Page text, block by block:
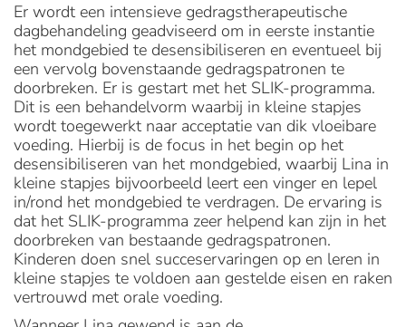
Er wordt een intensieve gedragstherapeutische
dagbehandeling geadviseerd om in eerste instantie
het mondgebied te desensibiliseren en eventueel bij
een vervolg bovenstaande gedragspatronen te
doorbreken. Er is gestart met het SLIK-programma.
Dit is een behandelvorm waarbij in kleine stapjes
wordt toegewerkt naar acceptatie van dik vloeibare
voeding. Hierbij is de focus in het begin op het
desensibiliseren van het mondgebied, waarbij Lina in
kleine stapjes bijvoorbeeld leert een vinger en lepel
in/rond het mondgebied te verdragen. De ervaring is
dat het SLIK-programma zeer helpend kan zijn in het
doorbreken van bestaande gedragspatronen.
Kinderen doen snel succeservaringen op en leren in
kleine stapjes te voldoen aan gestelde eisen en raken
vertrouwd met orale voeding.